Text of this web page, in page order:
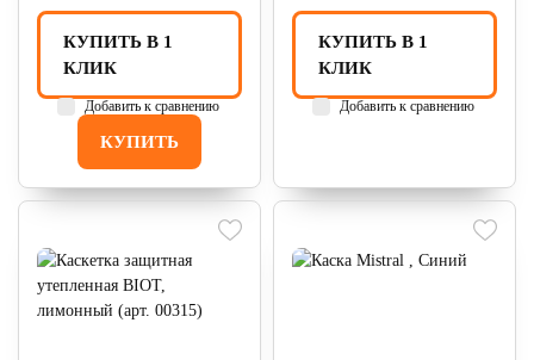
КУПИТЬ
КУПИТЬ В 1
КЛИК
Добавить к сравнению
КУПИТЬ В 1
КЛИК
Добавить к сравнению